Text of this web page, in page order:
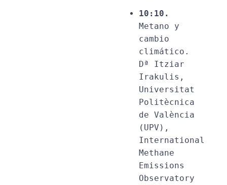
10:10.
Metano y
cambio
climático.
Dª Itziar
Irakulis,
Universitat
Politècnica
de València
(UPV),
International
Methane
Emissions
Observatory